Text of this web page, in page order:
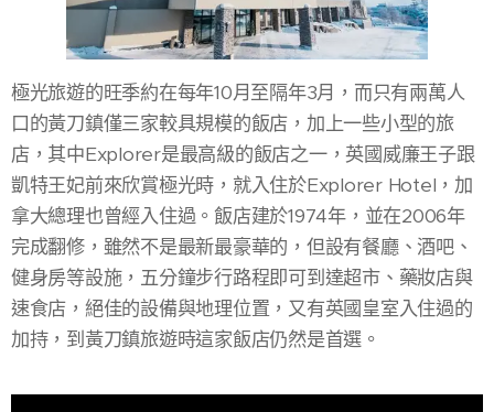
極光旅遊的旺季約在每年10月至隔年3月，而只有兩萬人
口的黃刀鎮僅三家較具規模的飯店，加上一些小型的旅
店，其中Explorer是最高級的飯店之一，英國威廉王子跟
凱特王妃前來欣賞極光時，就入住於Explorer Hotel，加
拿大總理也曾經入住過。飯店建於1974年，並在2006年
完成翻修，雖然不是最新最豪華的，但設有餐廳、酒吧、
健身房等設施，五分鐘步行路程即可到達超市、藥妝店與
速食店，絕佳的設備與地理位置，又有英國皇室入住過的
加持，到黃刀鎮旅遊時這家飯店仍然是首選。